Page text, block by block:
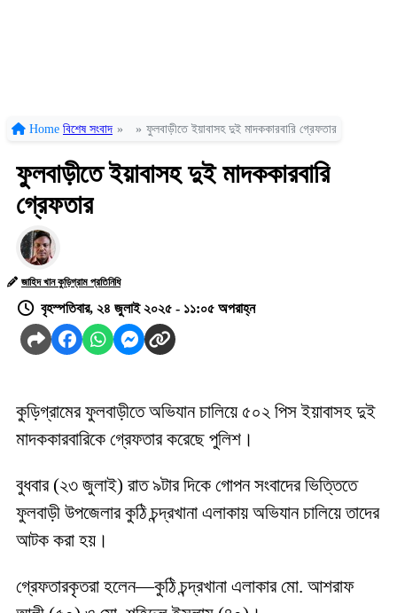
Home বিশেষ সংবাদ » » ফুলবাড়ীতে ইয়াবাসহ দুই মাদককারবারি গ্রেফতার
ফুলবাড়ীতে ইয়াবাসহ দুই মাদককারবারি
গ্রেফতার
জাহিদ খান কুড়িগ্রাম প্রতিনিধি
বৃহস্পতিবার, ২৪ জুলাই ২০২৫ - ১১:০৫ অপরাহ্ন
কুড়িগ্রামের ফুলবাড়ীতে অভিযান চালিয়ে ৫০২ পিস ইয়াবাসহ দুই
মাদককারবারিকে গ্রেফতার করেছে পুলিশ।
বুধবার (২৩ জুলাই) রাত ৯টার দিকে গোপন সংবাদের ভিত্তিতে
ফুলবাড়ী উপজেলার কুঠি চন্দ্রখানা এলাকায় অভিযান চালিয়ে তাদের
আটক করা হয়।
গ্রেফতারকৃতরা হলেন—কুঠি চন্দ্রখানা এলাকার মো. আশরাফ